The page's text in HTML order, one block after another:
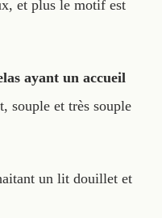
et plus le motif est
ayant un accueil
souple et très souple
un lit douillet et